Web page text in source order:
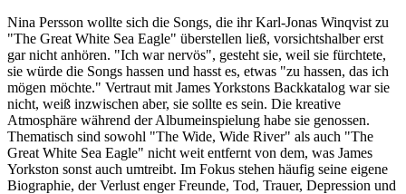
Nina Persson wollte sich die Songs, die ihr Karl-Jonas Winqvist zu
"The Great White Sea Eagle" überstellen ließ, vorsichtshalber erst
gar nicht anhören. "Ich war nervös", gesteht sie, weil sie fürchtete,
sie würde die Songs hassen und hasst es, etwas "zu hassen, das ich
mögen möchte." Vertraut mit James Yorkstons Backkatalog war sie
nicht, weiß inzwischen aber, sie sollte es sein. Die kreative
Atmosphäre während der Albumeinspielung habe sie genossen.
Thematisch sind sowohl "The Wide, Wide River" als auch "The
Great White Sea Eagle" nicht weit entfernt von dem, was James
Yorkston sonst auch umtreibt. Im Fokus stehen häufig seine eigene
Biographie, der Verlust enger Freunde, Tod, Trauer, Depression und